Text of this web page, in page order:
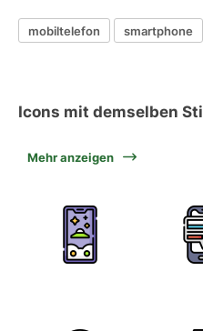
mobiltelefon smartphone
Icons mit demselben
Mehr anzeigen